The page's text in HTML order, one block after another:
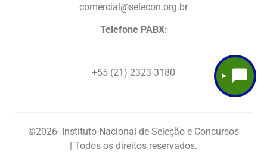
comercial@selecon.org.br
Telefone PABX:
+55 (21) 2323-3180
©2026- Instituto Nacional de Seleção e Concursos
| Todos os direitos reservados.